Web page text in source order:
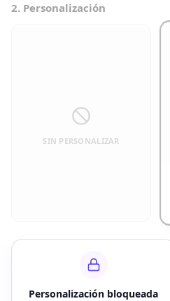
2. Personalización
SIN PERSONALIZAR
Personalización bloqueada